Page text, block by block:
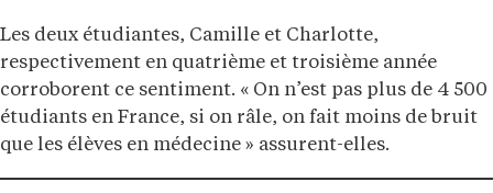
Les deux étudiantes, Camille et Charlotte,
respectivement en quatrième et troisième année
corroborent ce sentiment. « On n’est pas plus de 4 500
étudiants en France, si on râle, on fait moins de bruit
que les élèves en médecine » assurent-elles.